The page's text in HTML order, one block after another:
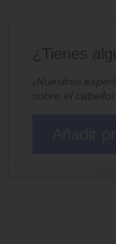
¿Tienes
¡Nuestros
sobre el